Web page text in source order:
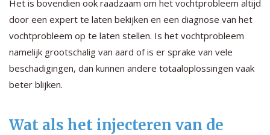
Het is bovendien ook raadzaam om het vochtprobleem altijd
door een expert te laten bekijken en een diagnose van het
vochtprobleem op te laten stellen. Is het vochtprobleem
namelijk grootschalig van aard of is er sprake van vele
beschadigingen, dan kunnen andere totaaloplossingen vaak
beter blijken.
Wat als het injecteren van de